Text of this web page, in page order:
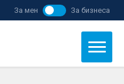
За мен За бизнеса